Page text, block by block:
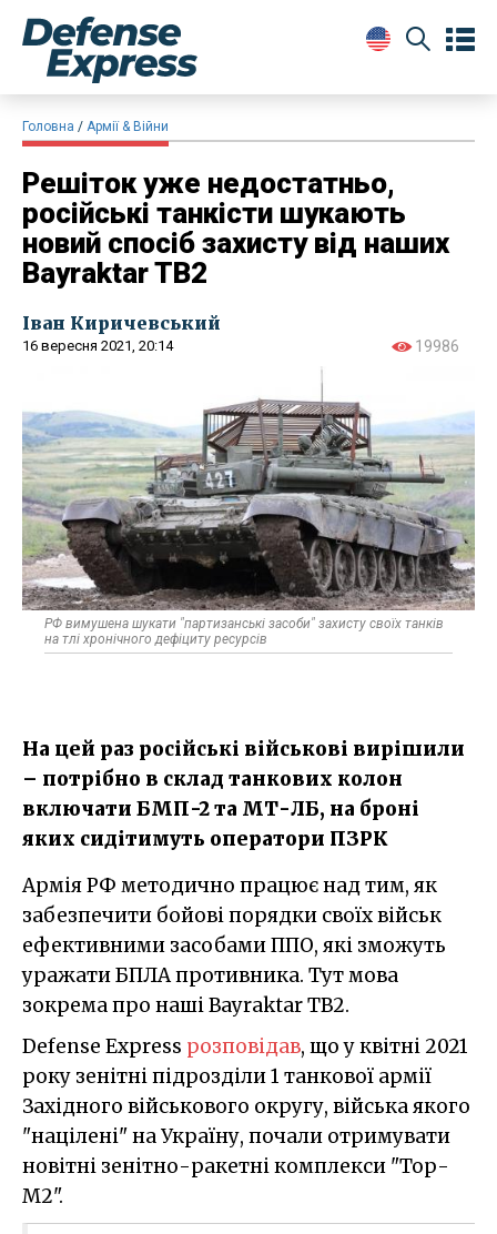
Головна Армії & Війни
Решіток уже недостатньо,
російські танкісти шукають
новий спосіб захисту від наших
Bayraktar TB2
Іван Киричевський
16 вересня 2021, 20:14 19986
РФ вимушена шукати "партизанські засоби" захисту своїх танків
на тлі хронічного дефіциту ресурсів
На цей раз російські військові вирішили
– потрібно в склад танкових колон
включати БМП-2 та МТ-ЛБ, на броні
яких сидітимуть оператори ПЗРК
Армія РФ методично працює над тим, як
забезпечити бойові порядки своїх військ
ефективними засобами ППО, які зможуть
уражати БПЛА противника. Тут мова
зокрема про наші Bayraktar TB2.
Defense Express розповідав, що у квітні 2021
року зенітні підрозділи 1 танкової армії
Західного військового округу, війська якого
"націлені" на Україну, почали отримувати
новітні зенітно-ракетні комплекси "Тор-
М2".